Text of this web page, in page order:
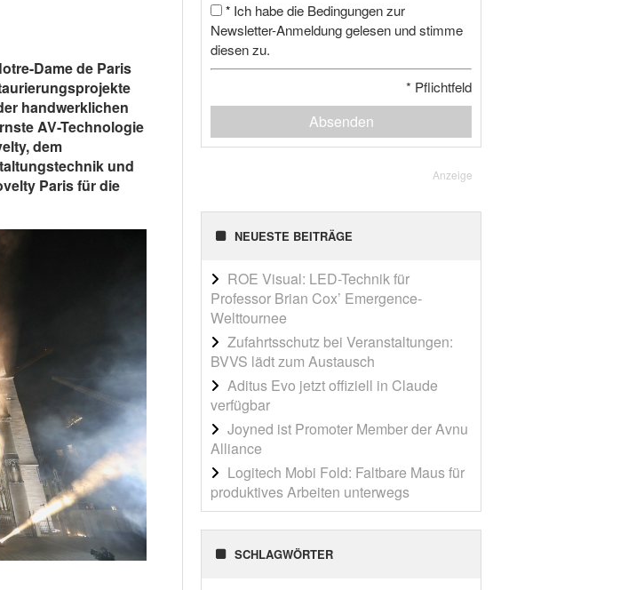
Dame de Paris
handwerklichen
AV-Technologie
dem
und
Paris für die
* Ich habe die Bedingungen zur
Newsletter-Anmeldung gelesen und stimme
diesen zu.
* Pflichtfeld
Absenden
Anzeige
NEUESTE BEITRÄGE
ROE Visual: LED-Technik für
Professor Brian Cox’ Emergence-
Welttournee
Zufahrtsschutz bei Veranstaltungen:
BVVS lädt zum Austausch
Aditus Evo jetzt offiziell in Claude
verfügbar
Joyned ist Promoter Member der Avnu
Alliance
Logitech Mobi Fold: Faltbare Maus für
produktives Arbeiten unterwegs
SCHLAGWÖRTER